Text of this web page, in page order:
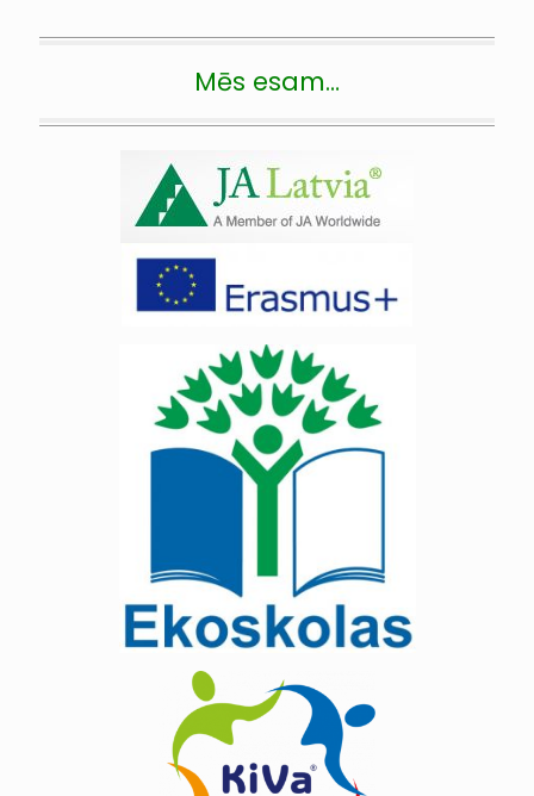
Mēs esam…